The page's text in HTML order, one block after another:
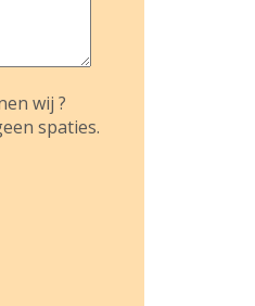
wij ?
spaties.